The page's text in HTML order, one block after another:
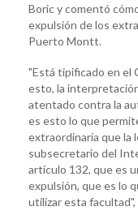
Boric y comentó
expulsión de los
Puerto Montt.
"Está tipificado en el
esto, la
atentado contra la
es esto lo que
extraordinaria que la
subsecretario del
artículo 132, que es
expulsión, que es lo
utilizar esta